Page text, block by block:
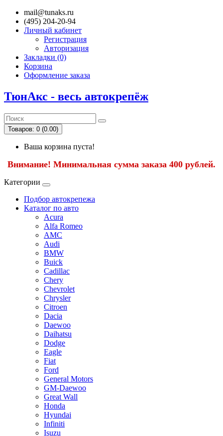
mail@tunaks.ru
(495) 204-20-94
Личный кабинет
Регистрация
Авторизация
Закладки (0)
Корзина
Оформление заказа
ТюнАкс - весь автокрепёж
Товаров: 0 (0.00)
Ваша корзина пуста!
Внимание! Минимальная сумма заказа 400 рублей.
Категории
Подбор автокрепежа
Каталог по авто
Acura
Alfa Romeo
AMC
Audi
BMW
Buick
Cadillac
Chery
Chevrolet
Chrysler
Citroen
Dacia
Daewoo
Daihatsu
Dodge
Eagle
Fiat
Ford
General Motors
GM-Daewoo
Great Wall
Honda
Hyundai
Infiniti
Isuzu